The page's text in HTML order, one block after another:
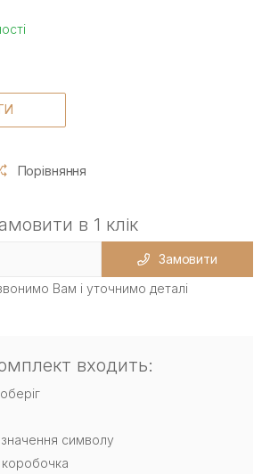
Порівняння
в 1 клік
Замовити
Вам і уточнимо деталі
входить:
символу
коробочка